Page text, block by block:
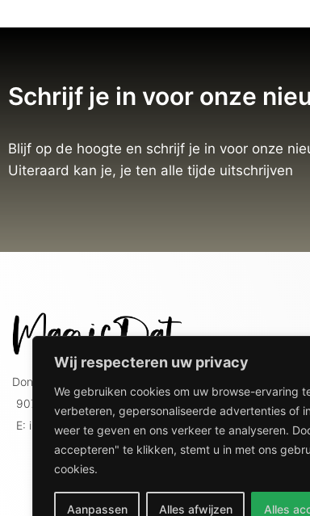
Wij respecteren uw privacy
We gebruiken cookies om uw browse-ervaring
verbeteren, gepersonaliseerde advertenties of
weer te geven en ons verkeer te analyseren.
accepteren" te klikken, stemt u in met ons
cookies.
Aanpassen Alles afwijzen Alles
Schrijf je in voor onze
Blijf op de hoogte en schrijf je in voor onze
Uiteraard kan je, je ten alle tijde uitschrijven
Doniaweg 9
9074 AE Hallum
E: info@magicdat.nl